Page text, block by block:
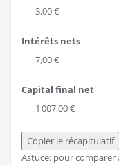
3,00 €
Intérêts nets
7,00 €
Capital final net
1 007,00 €
Copier le récapitulatif
Astuce: pour comparer